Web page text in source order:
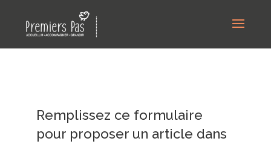
Remplissez ce formulaire
pour proposer un article dans